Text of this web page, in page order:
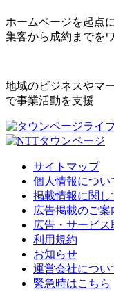
ホームページを起点に
集客から成約までを
地域のビジネスやマ
で事業活動を支援
サイトマップ
個人情報につい
掲載情報に関し
広告掲載のご案
広告・サービス
利用規約
お知らせ
運営会社につい
緊急時はこちら